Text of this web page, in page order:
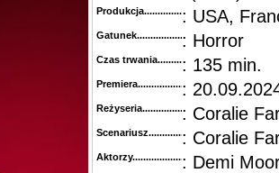
Produkcja.........................................
: USA,
Gatunek...........................................
: Horror
Czas trwania......................................
: 135 min.
Premiera..........................................
:
Reżyseria........................................
: Coralie
Scenariusz........................................
: Coralie
Aktorzy...........................................
: Demi